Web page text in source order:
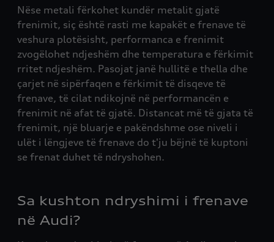
Nëse metali fërkohet kundër metalit gjatë
frenimit, siç është rasti me kapakët e frenave të
veshura plotësisht, performanca e frenimit
zvogëlohet ndjeshëm dhe temperatura e fërkimit
rritet ndjeshëm. Pasojat janë hullitë e thella dhe
çarjet në sipërfaqen e fërkimit të disqeve të
frenave, të cilat ndikojnë në performancën e
frenimit në afat të gjatë. Distancat më të gjata të
frenimit, një bluarje e pakëndshme ose niveli i
ulët i lëngjeve të frenave do t'ju bëjnë të kuptoni
se frenat duhet të ndryshohen.
Sa kushton ndryshimi i frenave
në Audi?